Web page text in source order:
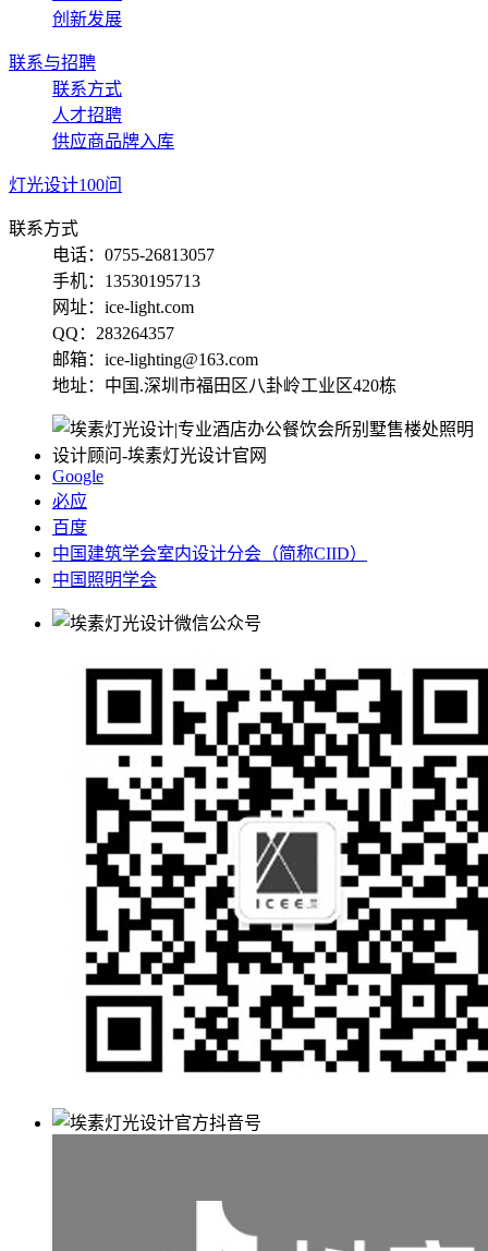
创新发展
联系与招聘
联系方式
人才招聘
供应商品牌入库
灯光设计100问
联系方式
电话：0755-26813057
手机：13530195713
网址：ice-light.com
QQ：283264357
邮箱：ice-lighting@163.com
地址：中国.深圳市福田区八卦岭工业区420栋
Google
必应
百度
中国建筑学会室内设计分会（简称CIID）
中国照明学会